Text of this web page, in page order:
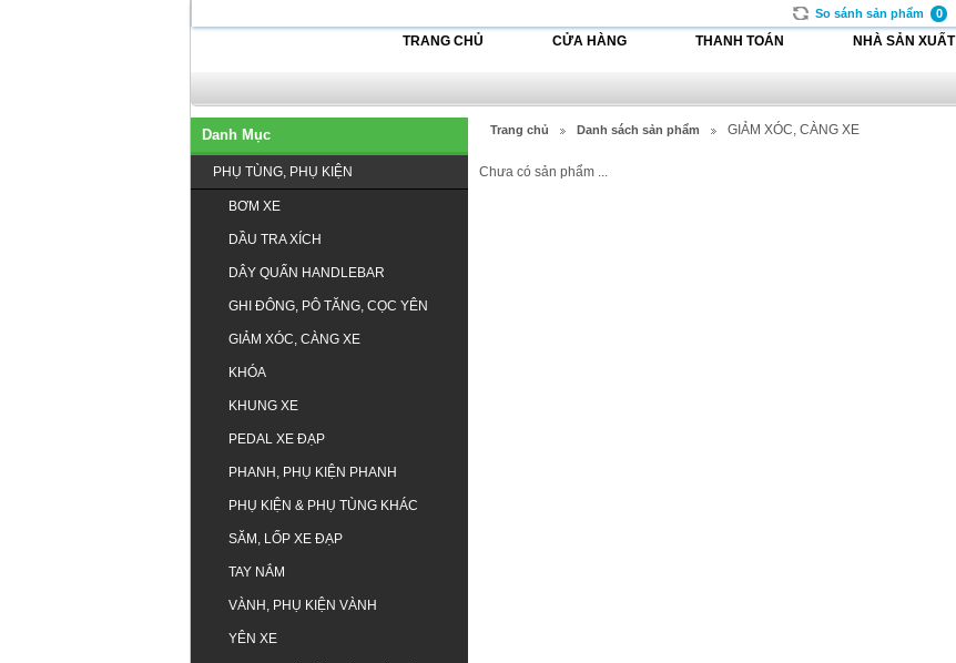
So sánh sản phẩm 0
TRANG CHỦ CỬA HÀNG THANH TOÁN NHÀ SẢN XUẤT
Trang chủ Danh sách sản phẩm GIẢM XÓC, CÀNG XE
Chưa có sản phẩm ...
Danh Mục
PHỤ TÙNG, PHỤ KIỆN
BƠM XE
DẦU TRA XÍCH
DÂY QUẤN HANDLEBAR
GHI ĐÔNG, PÔ TĂNG, CỌC YÊN
GIẢM XÓC, CÀNG XE
KHÓA
KHUNG XE
PEDAL XE ĐẠP
PHANH, PHỤ KIỆN PHANH
PHỤ KIỆN & PHỤ TÙNG KHÁC
SĂM, LỐP XE ĐẠP
TAY NẮM
VÀNH, PHỤ KIỆN VÀNH
YÊN XE